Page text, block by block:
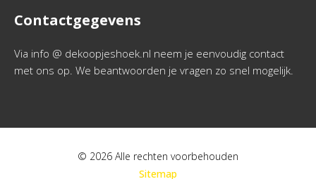
Contactgegevens
Via info @ dekoopjeshoek.nl neem je eenvoudig contact
met ons op. We beantwoorden je vragen zo snel mogelijk.
© 2026 Alle rechten voorbehouden
Sitemap